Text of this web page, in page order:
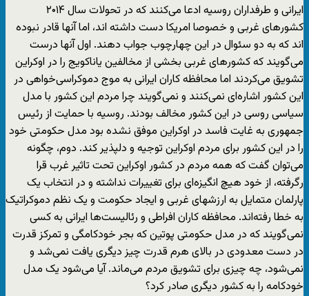
ایرانی و طرفداران روسیه ادعا می‌کنند که در تحولات سال ۲۰۱۴
کشورهای غربی و خصوصا امریکا دست داشته اند، اما آنها قادر نبوده
اند که به دو سئوال در این چهارچوب جواب دهند. اول آنها درست
می‌گویند که کشورهای غربی بخشی از مخالفین یاناکویج را در اوکراین
تشویق می‌کردند اما محافظه کاران ایرانی به موج دموکراسی‌خواهی در
این کشور اشاره‌ای نمی‌کنند و نمی‌گویند چرا مردم این کشور با مدل
سیاسی روسی در این کشور مخالف بودند. روسیه با حمایت از رئیس
جمهوری به غایت فاسد در اوکراین موفق نشده بود مدل حکومتی خود
را در این کشور برای مردم اوکراین توجیه و دلپذیر کند. دوم، چگونه
می‌توان گفت که همه مردم در کشور اوکراین تحت تاثیر غرب قرا
رگرفته، از خود هیچ انگیزه‌ای برای تغییرات نداشته و در انتخاب یک
پارلمان متمایل به ارزشهای غربی و ایجاد حکومت و یک نظم دموکراتیک
به خطا رفته‌اند. محافظه کاران افراطی و رئالیست‌ها ایرانی به کسی
نمی‌گویند که در مدل حکومتی پوتین که بجر خودکامگی و تمرکز قدرت
در دست معدودی در بالای هرم قدرت چیز دیگری یافت نمی‌شد و
نمی‌شود، چه چیزی برای تشویق مردم می‌ماند. آیا می‌شود یک مدل
خودکامه را به کشور دیگری صادر کرد؟